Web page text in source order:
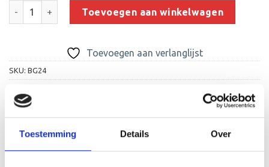
Toestemming Details Over
Aluminium Graveerplaat 80x40 mm - Rechthoek - G24 aantal
Toevoegen aan winkelwagen
Toevoegen aan verlanglijst
SKU: BG24